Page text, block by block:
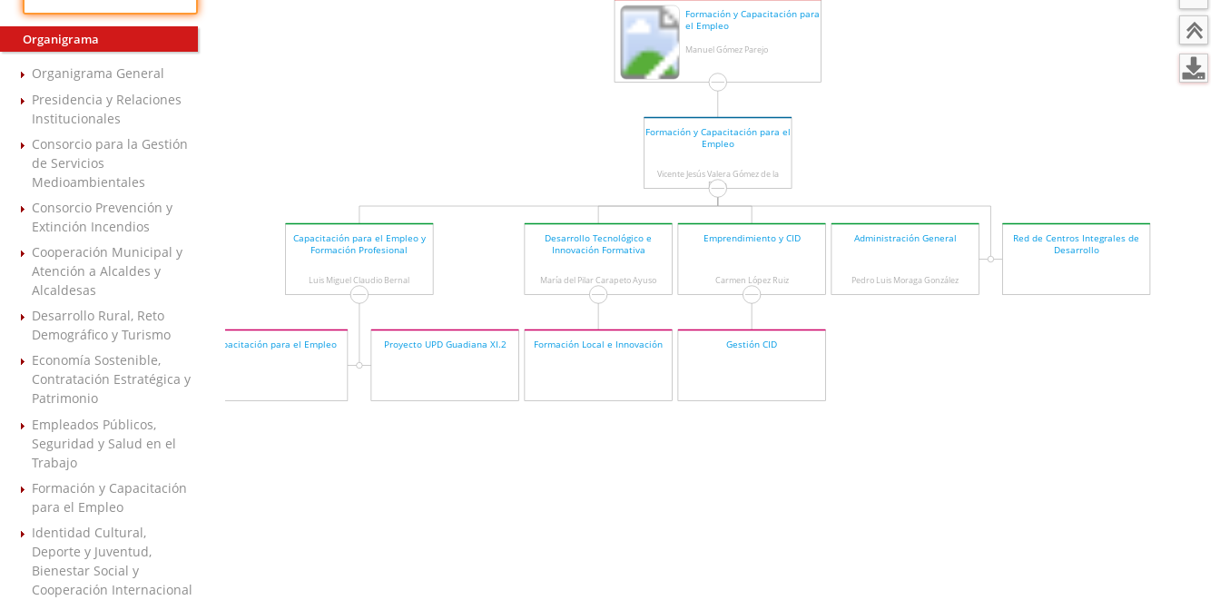
Organigrama
Organigrama General
Presidencia y Relaciones
Institucionales
Consorcio para la Gestión
de Servicios
Medioambientales
Consorcio Prevención y
Extinción Incendios
Cooperación Municipal y
Atención a Alcaldes y
Alcaldesas
Desarrollo Rural, Reto
Demográfico y Turismo
Economía Sostenible,
Contratación Estratégica y
Patrimonio
Empleados Públicos,
Seguridad y Salud en el
Trabajo
Formación y Capacitación
para el Empleo
Identidad Cultural,
Deporte y Juventud,
Bienestar Social y
Cooperación Internacional
Formación y Capacitación para
el Empleo
Manuel Gómez Parejo
Formación y Capacitación para el
Empleo
Vicente Jesús Valera Gómez de la
Peña
Capacitación para el Empleo y
Formación Profesional
Luis Miguel Claudio Bernal
Capacitación para el Empleo Proyecto UPD Guadiana XI.2
Emprendimiento y CID
Carmen López Ruiz
Gestión CID
Red de Centros Integrales de
Desarrollo
Desarrollo Tecnológico e
Innovación Formativa
María del Pilar Carapeto Ayuso
Formación Local e Innovación
Administración General
Pedro Luis Moraga González